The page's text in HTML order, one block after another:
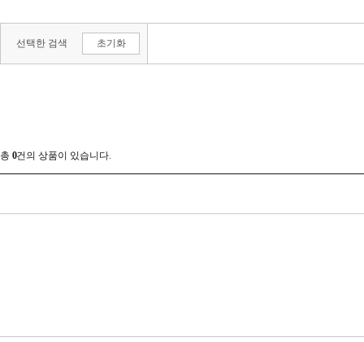
128MB
선택한 검색 초기화